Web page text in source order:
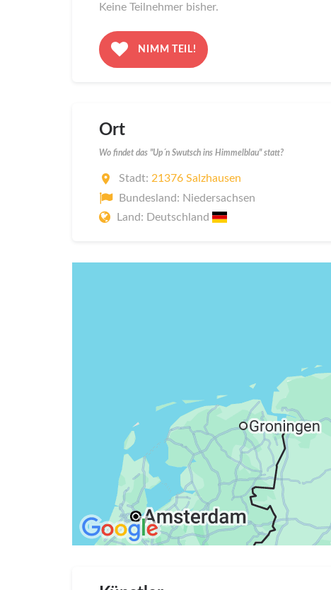
Keine Teilnehmer bisher.
NIMM TEIL!
Ort
Wo findet das "Up´n Swutsch ins Himmelblau" statt?
Stadt: 21376 Salzhausen
Bundesland: Niedersachsen
Land: Deutschland